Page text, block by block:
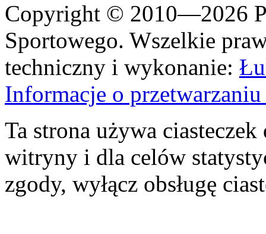
Copyright © 2010—2026
Sportowego. Wszelkie
techniczny i wykonanie:
Informacje o
Ta strona używa
witryny i dla celów
zgody, wyłącz obsługę